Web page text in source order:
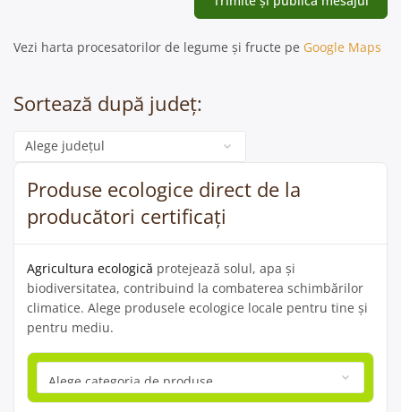
Vezi harta procesatorilor de legume și fructe pe Google Maps
Sortează după județ:
Categorie
Produse ecologice direct de la
producători certificați
Agricultura ecologică protejează solul, apa și
biodiversitatea, contribuind la combaterea schimbărilor
climatice. Alege produsele ecologice locale pentru tine și
pentru mediu.